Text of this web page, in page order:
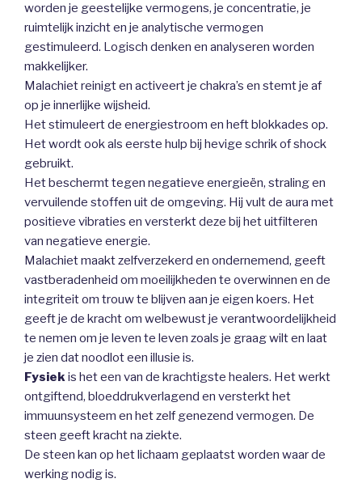
worden je geestelijke vermogens, je concentratie, je
ruimtelijk inzicht en je analytische vermogen
gestimuleerd. Logisch denken en analyseren worden
makkelijker.
Malachiet reinigt en activeert je chakra’s en stemt je af
op je innerlijke wijsheid.
Het stimuleert de energiestroom en heft blokkades op.
Het wordt ook als eerste hulp bij hevige schrik of shock
gebruikt.
Het beschermt tegen negatieve energieën, straling en
vervuilende stoffen uit de omgeving. Hij vult de aura met
positieve vibraties en versterkt deze bij het uitfilteren
van negatieve energie.
Malachiet maakt zelfverzekerd en ondernemend, geeft
vastberadenheid om moeilijkheden te overwinnen en de
integriteit om trouw te blijven aan je eigen koers. Het
geeft je de kracht om welbewust je verantwoordelijkheid
te nemen om je leven te leven zoals je graag wilt en laat
je zien dat noodlot een illusie is.
Fysiekis het een van de krachtigste healers. Het werkt
ontgiftend, bloeddrukverlagend en versterkt het
immuunsysteem en het zelf genezend vermogen. De
steen geeft kracht na ziekte.
De steen kan op het lichaam geplaatst worden waar de
werking nodig is.